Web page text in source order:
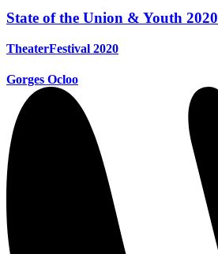
State of the Union & Youth 2020
TheaterFestival 2020
Gorges Ocloo